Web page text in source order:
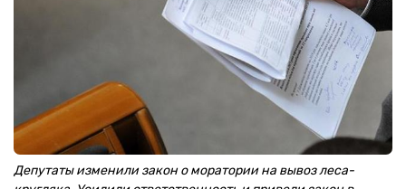
Депутаты изменили закон о моратории на вывоз леса-